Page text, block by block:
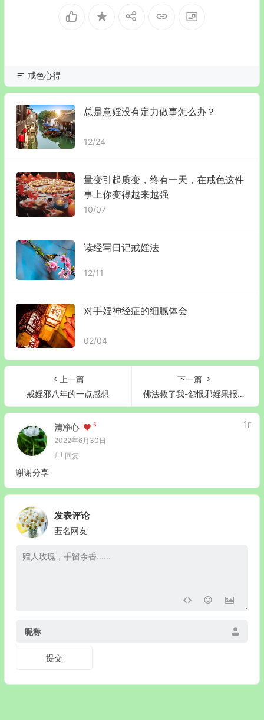
戒色心得
总是意婬没有定力做事怎么办？
12/24
量变引起质变，终有一天，在戒色这件
事上你变得越来越强
10/07
读经写日记戒婬法
12/11
对手婬神经症的细腻体会
02/04
上一篇
戒婬邪八年的一点感想
下一篇
佛法救了我-怨恨邪婬果报冤冤相报
清净心 5
2022年6月30日
1 F
回复
谢谢分享
发表评论
匿名网友
昵称